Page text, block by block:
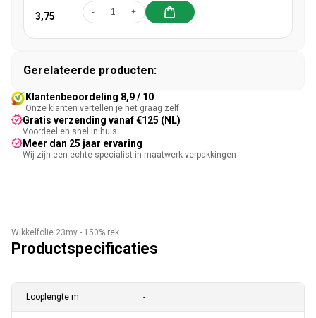
3,75 - +
Gerelateerde producten:
Klantenbeoordeling 8,9 / 10
Onze klanten vertellen je het graag zelf
Gratis verzending vanaf €125 (NL)
Voordeel en snel in huis
Meer dan 25 jaar ervaring
Wij zijn een echte specialist in maatwerk verpakkingen
Wikkelfolie 23my - 150% rek
Productspecificaties
Looplengte m -